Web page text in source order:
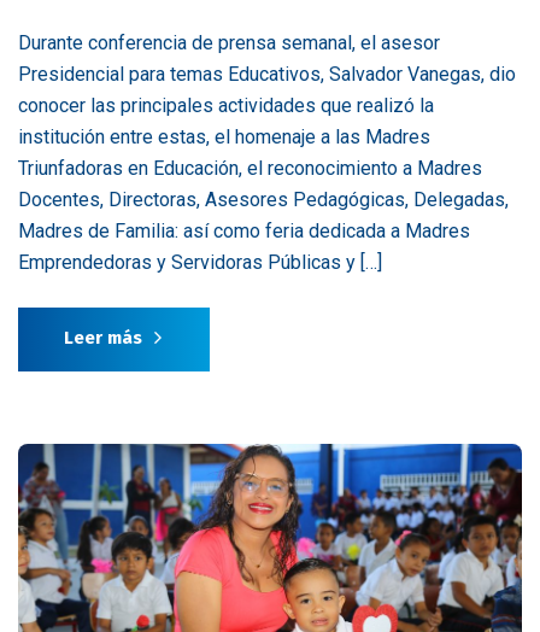
Durante conferencia de prensa semanal, el asesor
Presidencial para temas Educativos, Salvador Vanegas, dio
conocer las principales actividades que realizó la
institución entre estas, el homenaje a las Madres
Triunfadoras en Educación, el reconocimiento a Madres
Docentes, Directoras, Asesores Pedagógicas, Delegadas,
Madres de Familia: así como feria dedicada a Madres
Emprendedoras y Servidoras Públicas y […]
Leer más